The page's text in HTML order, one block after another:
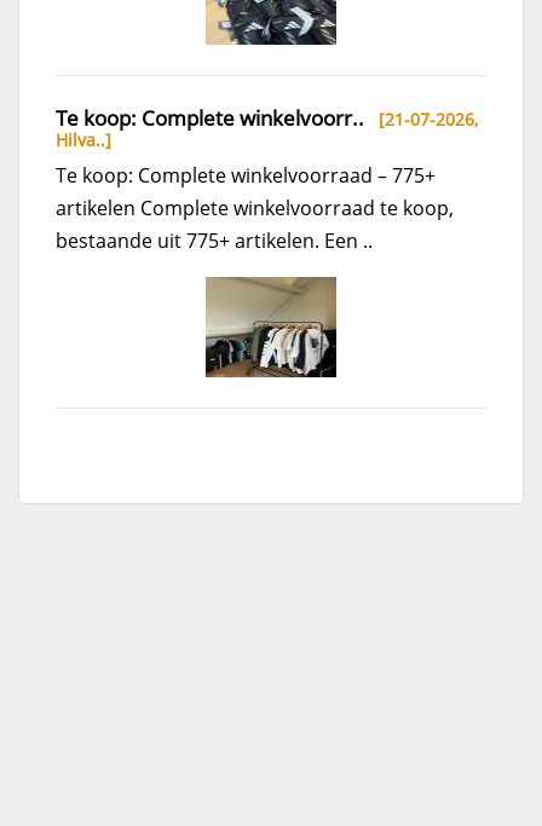
Te koop: Complete winkelvoorr.. [21-07-2026,
Hilva..]
Te koop: Complete winkelvoorraad – 775+
artikelen Complete winkelvoorraad te koop,
bestaande uit 775+ artikelen. Een ..